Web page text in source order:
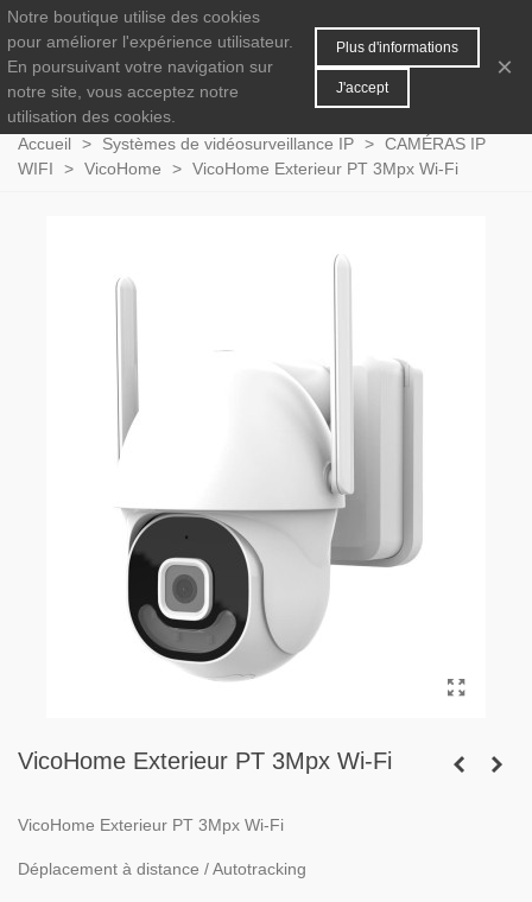
0 MENU
Accueil > Systèmes de vidéosurveillance IP > CAMÉRAS IP
WIFI
> VicoHome > VicoHome Exterieur PT 3Mpx Wi-Fi
VicoHome Exterieur PT 3Mpx Wi-Fi
VicoHome Exterieur PT 3Mpx Wi-Fi
Déplacement à distance / Autotracking
Notre boutique utilise des cookies
pour améliorer l'expérience utilisateur.
En poursuivant votre navigation sur
notre site, vous acceptez notre
utilisation des cookies.
Plus d'informations
J'accept
×